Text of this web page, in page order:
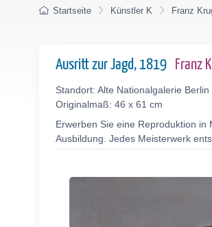
Startseite Künstler K Franz
Ausritt zur Jagd, 1819 Franz
Standort: Alte Nationalgalerie
Originalmaß: 46 x 61 cm
Erwerben Sie eine Reproduktion in
Ausbildung. Jedes Meisterwerk